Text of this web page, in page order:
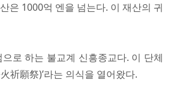
은 1000억 엔을 넘는다. 이 재산의 귀
로 하는 불교계 신흥종교다. 이 단체
祈願祭)’라는 의식을 열어왔다.